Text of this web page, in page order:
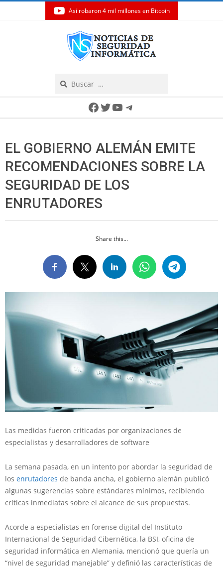
Así robaron 4 mil millones en Bitcoin
Facebook
Twitter
YouTube
Telegram
EL GOBIERNO ALEMÁN EMITE
RECOMENDACIONES SOBRE LA
SEGURIDAD DE LOS
ENRUTADORES
Share this...
Las medidas fueron criticadas por organizaciones de
especialistas y desarrolladores de software
La semana pasada, en un intento por abordar la seguridad de
los enrutadores de banda ancha, el gobierno alemán publicó
algunas sugerencias sobre estándares mínimos, recibiendo
críticas inmediatas sobre el alcance de sus propuestas.
Acorde a especialistas en forense digital del Instituto
Internacional de Seguridad Cibernética, la BSI, oficina de
seguridad informática en Alemania, mencionó que quería un
“nivel de seguridad manejable” y definió las características de